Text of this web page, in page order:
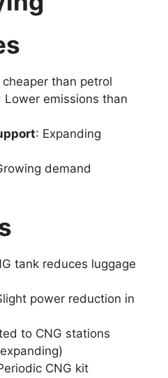
cheaper than petrol
Lower emissions than
: Expanding
demand
tank reduces luggage
power reduction in
to CNG stations
CNG kit